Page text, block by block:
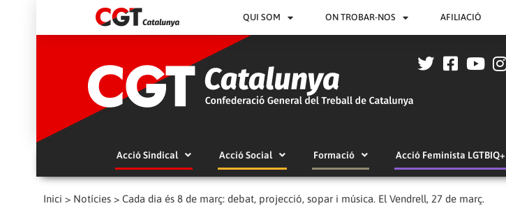
QUI SOM ON TROBAR-NOS AFILIACIÓ
Acció Sindical Acció Social Formació Acció Feminista LGTBIQ+
Inici > Notícies > Cada dia és 8 de març: debat, projecció, sopar i música. El Vendrell, 27 de març.